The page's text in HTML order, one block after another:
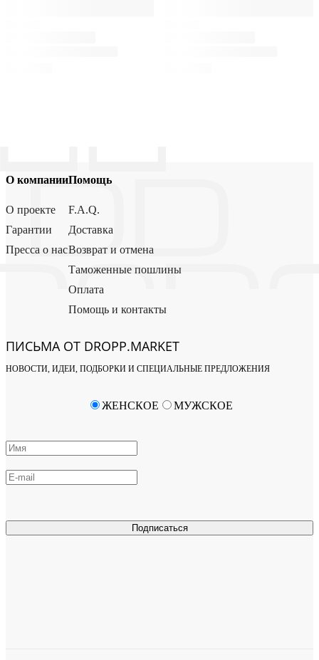
О компании
О проекте
Гарантии
Пресса о нас
Помощь
F.A.Q.
Доставка
Возврат и отмена
Таможенные пошлины
Оплата
Помощь и контакты
ПИСЬМА ОТ DROPP.MARKET
НОВОСТИ, ИДЕИ, ПОДБОРКИ И СПЕЦИАЛЬНЫЕ ПРЕДЛОЖЕНИЯ
Подписаться
ЖЕНСКОЕ МУЖСКОЕ